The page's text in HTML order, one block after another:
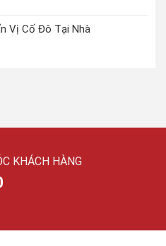
Vị Cố Đô Tại Nhà
KHÁCH HÀNG